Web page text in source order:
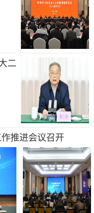
二
推进会议召开